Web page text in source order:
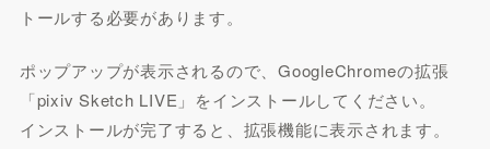
トールする必要があります。
ポップアップが表示されるので、GoogleChromeの拡張
「pixiv Sketch LIVE」をインストールしてください。
インストールが完了すると、拡張機能に表示されます。